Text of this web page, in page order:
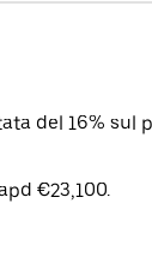
del 16% sul
€23,100.